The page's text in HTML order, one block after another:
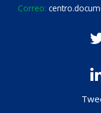
Correo: